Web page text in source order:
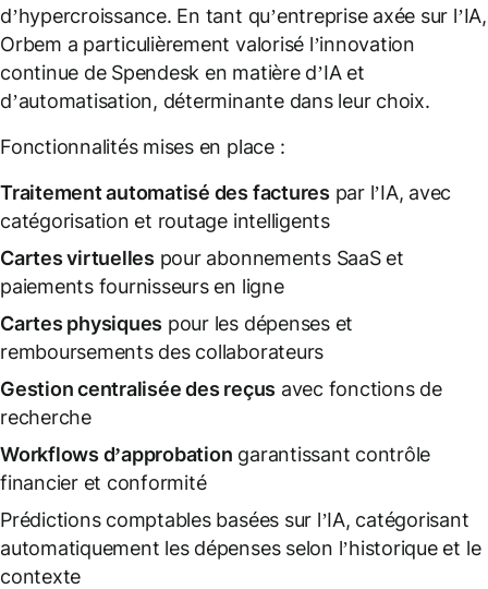
d’hypercroissance. En tant qu’entreprise axée sur l’IA,
Orbem a particulièrement valorisé l’innovation
continue de Spendesk en matière d’IA et
d’automatisation, déterminante dans leur choix.
Fonctionnalités mises en place :
Traitement automatisé des factures par l’IA, avec
catégorisation et routage intelligents
Cartes virtuelles pour abonnements SaaS et
paiements fournisseurs en ligne
Cartes physiques pour les dépenses et
remboursements des collaborateurs
Gestion centralisée des reçus avec fonctions de
recherche
Workflows d’approbation garantissant contrôle
financier et conformité
Prédictions comptables basées sur l’IA, catégorisant
automatiquement les dépenses selon l’historique et le
contexte